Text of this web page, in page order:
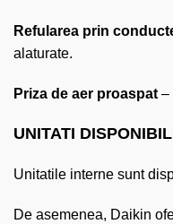
Refularea prin
alaturate.
Priza de aer proaspat –
UNITATI
Unitatile interne sunt
De asemenea, Daikin